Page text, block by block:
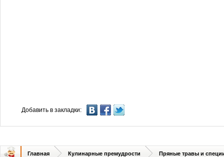
Добавить в закладки:
Главная Кулинарные премудрости Пряные травы и